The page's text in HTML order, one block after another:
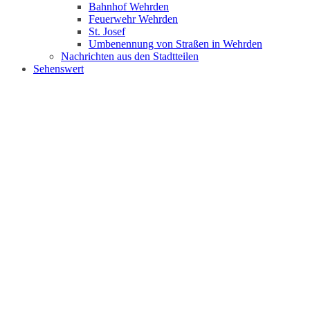
Bahnhof Wehrden
Feuerwehr Wehrden
St. Josef
Umbenennung von Straßen in Wehrden
Nachrichten aus den Stadtteilen
Sehenswert